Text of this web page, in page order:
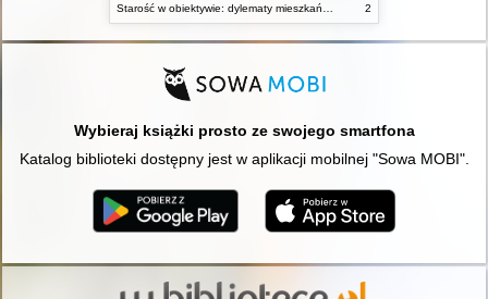
2
Wybieraj książki prosto ze swojego smartfona
Katalog biblioteki dostępny jest w aplikacji mobilnej "Sowa MOBI".